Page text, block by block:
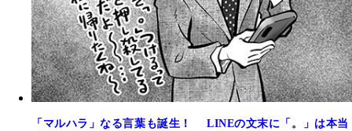
「マルハラ」なる言葉も誕生！ LINEの文末に「。」は本当